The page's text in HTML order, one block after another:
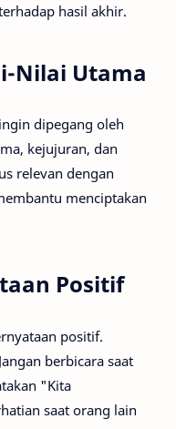
hasil akhir.
Nilai Utama
dipegang oleh
kejujuran, dan
relevan dengan
menciptakan
Positif
positif.
berbicara saat
"Kita
saat orang lain